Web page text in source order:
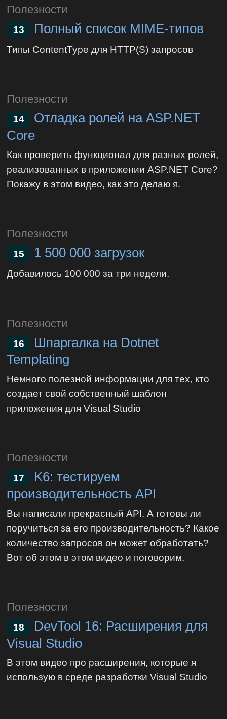
Полезности
13 Полный список MIME-типов
Типы ContentType для HTTP(S) запросов
Полезности
14
Отладка ролей на ASP.NET
Core
Как проверить функционал для разных ролей,
реализованных в приложении ASP.NET Core?
Покажу в этом видео, как это делаю я.
Полезности
15 1 500 000 загрузок
Добавилось 100 000 за три недели.
Полезности
16
Шпаргалка на Dotnet
Templating
Немного полезной информации для тех, кто
создает свой собственный шаблон
приложения для Visual Studio
Полезности
17
K6: тестируем
производительность API
Вы написали прекрасный API. А готовы ли
поручиться за его производительность? Какое
количество запросов он может обработать?
Вот об этом в этом видео и поговорим.
Полезности
18
DevTool 16: Расширения для
Visual Studio
В этом видео про расширения, которые я
использую в среде разработки Visual Studio